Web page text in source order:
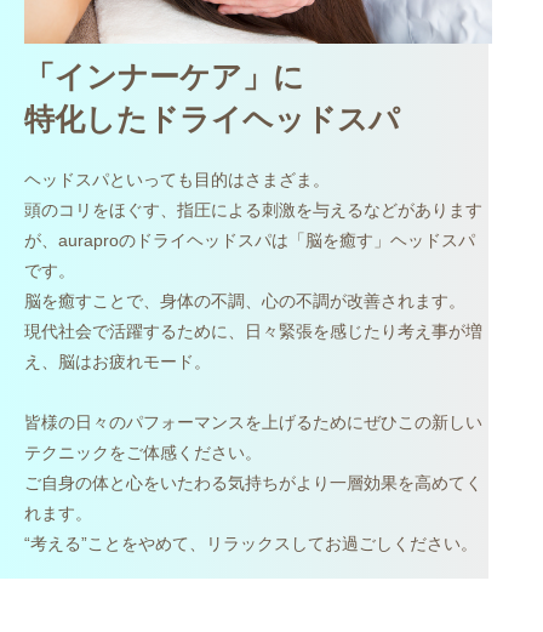
「インナーケア」に
特化したドライヘッドスパ
ヘッドスパといっても目的はさまざま。
頭のコリをほぐす、指圧による刺激を与えるなどがあります
が、auraproのドライヘッドスパは「脳を癒す」ヘッドスパ
です。
脳を癒すことで、身体の不調、心の不調が改善されます。
現代社会で活躍するために、日々緊張を感じたり考え事が増
え、脳はお疲れモード。
皆様の日々のパフォーマンスを上げるためにぜひこの新しい
テクニックをご体感ください。
ご自身の体と心をいたわる気持ちがより一層効果を高めてく
れます。
“考える”ことをやめて、リラックスしてお過ごしください。